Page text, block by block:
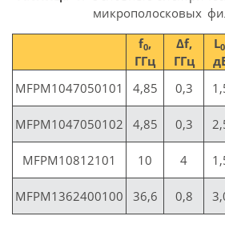
микрополосковых
f0,
ГГц
Δf,
ГГц
L0
MFPM1047050101 4,85 0,3
MFPM1047050102
4,85 0,3
MFPM10812101
10 4
MFPM1362400100
36,6 0,8